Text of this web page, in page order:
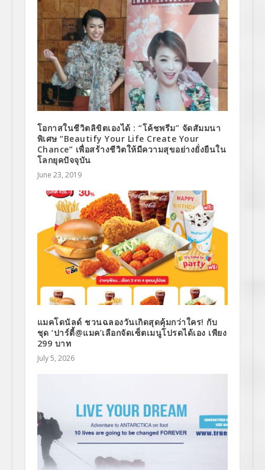
โอกาสในชีวิตลิขิตเองได้ : “โค้ชพรีม” จัดสัมมนา
พิเศษ “Beautify Your Life Create Your
Chance” เพื่อสร้างชีวิตให้มีความสุขอย่างยั่งยืนใน
โลกยุคปัจจุบัน
June 23, 2019
แมคโดนัลด์ ชวนฉลองวันเกิดสุดคุ้มกว่าใคร! กับ
ชุด ‘ปาร์ตี้@แมค’เลือกจัดเซ็ตเมนูโปรดได้เอง เพียง
299 บาท
July 5, 2026